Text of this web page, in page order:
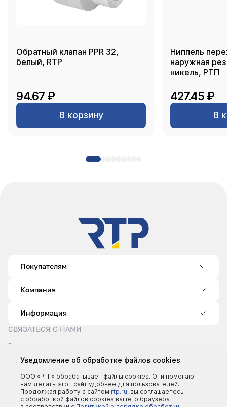
Обратный клапан PPR 32,
белый, RTP
94.67 ₽
В корзину
Ниппель
наружная
никель, РТП
427.45 ₽
В
Покупателям
Компания
Информация
СВЯЗАТЬСЯ С НАМИ
8 (495) 540-52-62
sale@rtp.ru
Пн–Пт: 9:00–18:00
Уведомление об обработке файлов cookies
ООО «РТП» обрабатывает файлы cookies. Они помогают
нам делать этот сайт удобнее для пользователей.
Продолжая работу с сайтом rtp.ru, вы соглашаетесь
с обработкой файлов cookies вашего браузера